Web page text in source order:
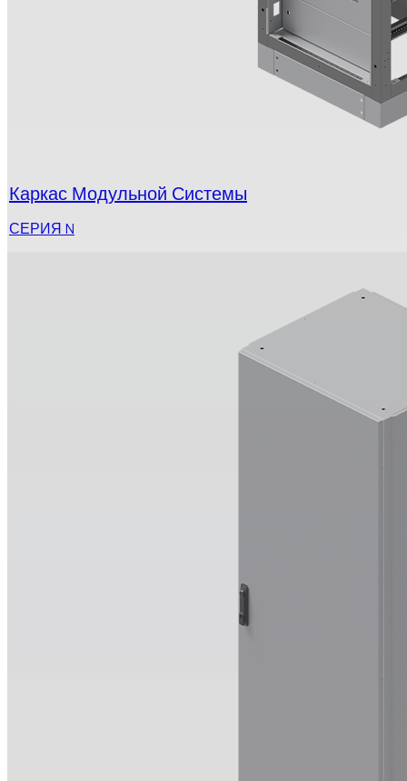
Каркас Модульной Системы
СЕРИЯ N